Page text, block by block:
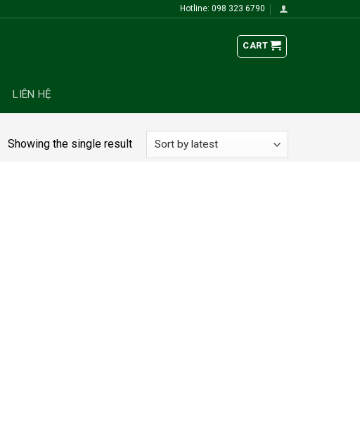
Hotline: 098 323 6790
CART
LIÊN HỆ
Showing the single result